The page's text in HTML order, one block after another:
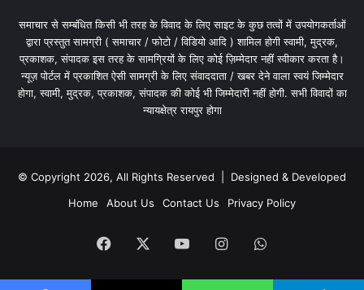
समाचार से सम्बंधित किसी भी तरह के विवाद के लिए साइट के कुछ तत्वों में उपयोगकर्ताओं
द्वारा प्रस्तुत सामग्री ( समाचार / फोटो / विडियो आदि ) शामिल होगी स्वामी, मुद्रक,
प्रकाशक, संपादक इस तरह के सामग्रियों के लिए कोई ज़िम्मेदार नहीं स्वीकार करता है।
न्यूज़ पोर्टल में प्रकाशित ऐसी सामग्री के लिए संवाददाता / खबर देने वाला स्वयं जिम्मेदार
होगा, स्वामी, मुद्रक, प्रकाशक, संपादक की कोई भी जिम्मेदारी नहीं होगी. सभी विवादों का
न्यायक्षेत्र रायपुर होगा
© Copyright 2026, All Rights Reserved | Designed & Developed
Home
About Us Contact Us Privacy Policy
Facebook YouTubeInstagramWhatsApp